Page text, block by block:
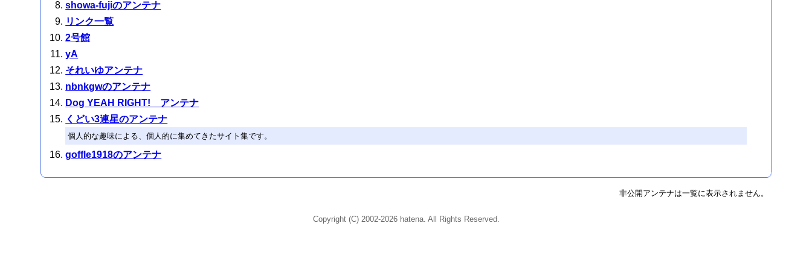
showa-fujiのアンテナ
リンク一覧
2号館
yA
それいゆアンテナ
nbnkgwのアンテナ
Dog YEAH RIGHT! アンテナ
くどい3連星のアンテナ
個人的な趣味による、個人的に集めてきたサイト集です。
goffle1918のアンテナ
非公開アンテナは一覧に表示されません。
Copyright (C) 2002-2026 hatena. All Rights Reserved.